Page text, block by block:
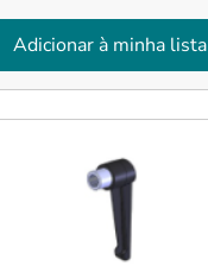
Adicionar à minha lista